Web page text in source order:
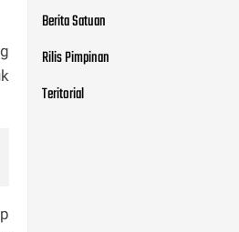
Berita Satuan
Rilis Pimpinan
Teritorial